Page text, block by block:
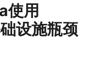
使用
设施瓶颈